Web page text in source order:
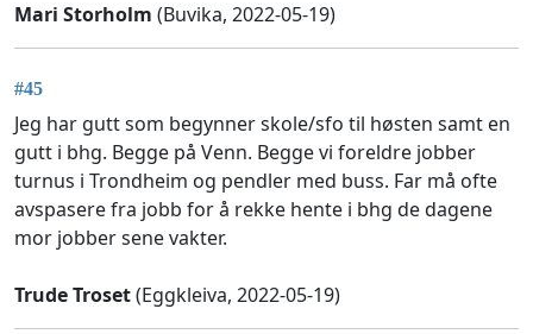
Mari Storholm (Buvika, 2022-05-19)
#45
Jeg har gutt som begynner skole/sfo til høsten samt en
gutt i bhg. Begge på Venn. Begge vi foreldre jobber
turnus i Trondheim og pendler med buss. Far må ofte
avspasere fra jobb for å rekke hente i bhg de dagene
mor jobber sene vakter.
Trude Troset(Eggkleiva, 2022-05-19)